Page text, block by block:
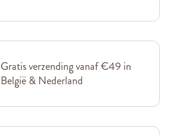
Gratis verzending vanaf €49 in
België & Nederland